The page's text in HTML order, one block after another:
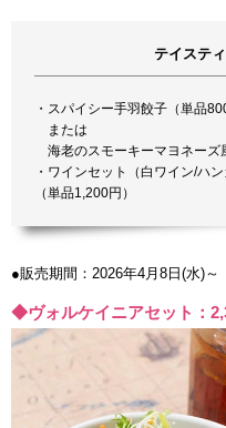
テイステ
・スパイシー手羽餃子（単品
または
海老のスモーキーマヨネーズ
・ワインセット（白ワイン/ハ
（単品1,200円）
●販売期間：2026年4月8日(水)～
◆ヴォルケイニアセット：